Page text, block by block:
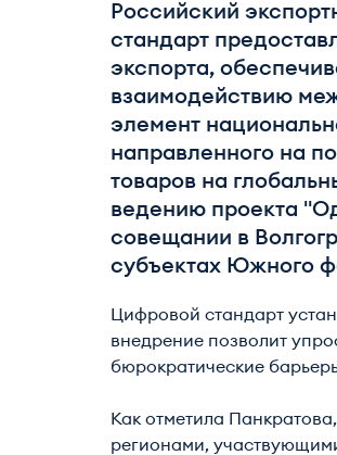
Российский
стандарт
экспорта,
взаимодействию
элемент
направленного на
товаров на
ведению проекта
совещании в
субъектах Южного
Цифровой стандарт
внедрение позволит
бюрократические
Как отметила
регионами,